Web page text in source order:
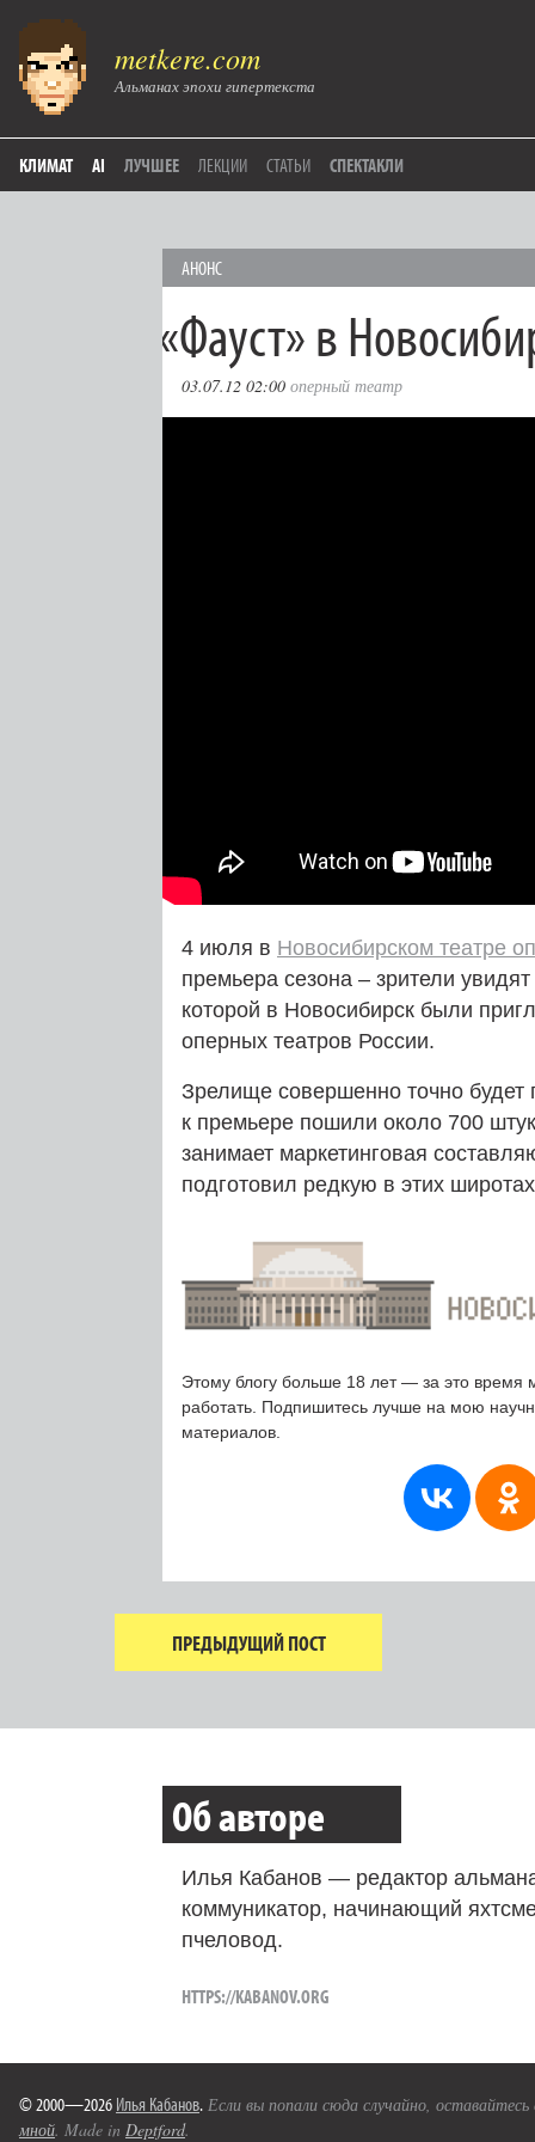
metkere.com
Альманах эпохи гипертекста
КЛИМАТ AI ЛУЧШЕЕ ЛЕКЦИИ СТАТЬИ СПЕКТАКЛИ
АНОНС
«Фауст» в
03.07.12 02:00 оперный театр
4 июля в Новосибирском театре
премьера сезона – зрители
которой в Новосибирск были
оперных театров России.
Зрелище совершенно точно будет
к премьере пошили около 700
занимает маркетинговая
подготовил редкую в этих
Этому блогу больше 18 лет — за это время
работать. Подпишитесь лучше на мою
материалов.
ПРЕДЫДУЩИЙ ПОСТ
Об авторе
Илья Кабанов — редактор
коммуникатор, начинающий
пчеловод.
HTTPS://KABANOV.ORG
© 2000—2026 Илья Кабанов. Если вы попали сюда случайно,
мной. Made in Deptford.